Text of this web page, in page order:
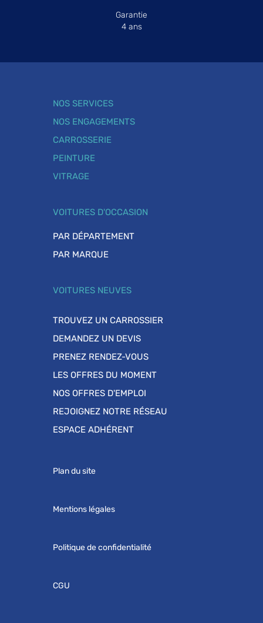
Garantie
4 ans
NOS SERVICES
NOS ENGAGEMENTS
CARROSSERIE
PEINTURE
VITRAGE
VOITURES D'OCCASION
PAR DÉPARTEMENT
PAR MARQUE
VOITURES NEUVES
TROUVEZ UN CARROSSIER
DEMANDEZ UN DEVIS
PRENEZ RENDEZ-VOUS
LES OFFRES DU MOMENT
NOS OFFRES D'EMPLOI
REJOIGNEZ NOTRE RÉSEAU
ESPACE ADHÉRENT
Plan du site
Mentions légales
Politique de confidentialité
CGU